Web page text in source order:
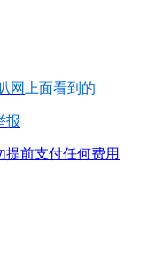
网 上面看到的
报
前支付任何费用